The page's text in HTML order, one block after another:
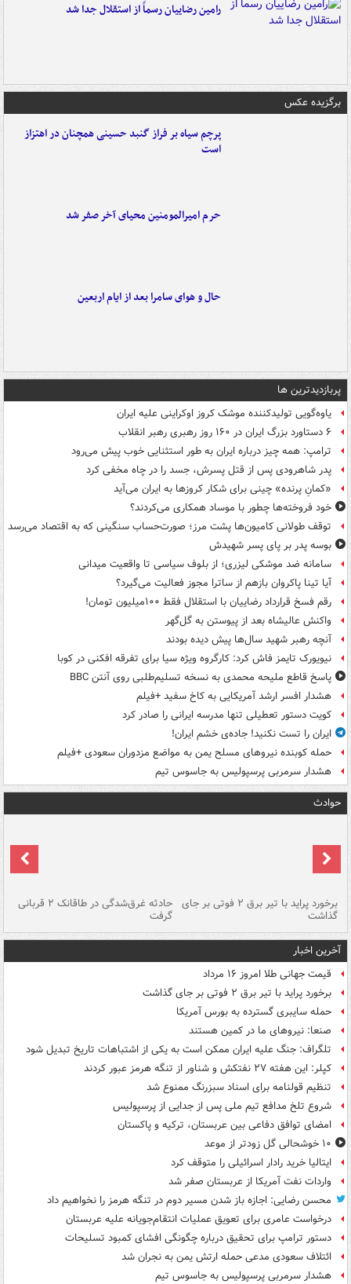
رامین رضاییان رسماً از استقلال جدا شد
برگزیده عکس
پرچم سیاه بر فراز گنبد حسینی همچنان در اهتزاز
است
حرم امیرالمومنین محیای آخر صفر شد
حال و هوای سامرا بعد از ایام اربعین
پربازدیدترین ها
یاوه‌گویی تولیدکننده موشک کروز اوکراینی علیه ایران
۶ دستاورد بزرگ ایران در ۱۶۰ روز رهبری رهبر انقلاب
ترامپ: همه چیز درباره ایران به طور استثنایی خوب پیش می‌رود
پدر شاهرودی پس از قتل پسرش، جسد را در چاه مخفی کرد
«کمانِ پرنده» چینی برای شکار کروزها به ایران می‌آید
خود فروخته‌ها چطور با موساد همکاری می‌کردند؟
توقف طولانی کامیون‌ها پشت مرز؛ صورت‌حساب سنگینی که به اقتصاد می‌رسد
بوسه‌ پدر بر پای پسر شهیدش
سامانه ضد موشکی لیزری؛ از بلوف سیاسی تا واقعیت میدانی
آیا تینا پاکروان بازهم از ساترا مجوز فعالیت می‌گیرد؟
رقم فسخ قرارداد رضاییان با استقلال فقط ۱۰۰میلیون تومان!
واکنش عالیشاه بعد از پیوستن به گل‌گهر
آنچه رهبر شهید سال‌ها پیش دیده بودند
نیویورک تایمز فاش کرد: کارگروه ویژه سیا برای تفرقه افکنی در کوبا
پاسخ قاطع ملیحه محمدی به نسخه تسلیم‌طلبی روی آنتن BBC
هشدار افسر ارشد آمریکایی به کاخ سفید +فیلم
کویت دستور تعطیلی تنها مدرسه ایرانی را صادر کرد
ایران را تست نکنید! جاده‌ی خشم ایران!
حمله کوبنده نیروهای مسلح یمن به مواضع مزدوران سعودی +فیلم
هشدار سرمربی پرسپولیس به جاسوس تیم
حوادث
برخورد پراید با تیر برق ۲ فوتی بر جای
گذاشت
حادثه غرق‌شدگی در طاقانک ۲ قربانی
گرفت
آخرین اخبار
قیمت جهانی طلا امروز ۱۶ مرداد
برخورد پراید با تیر برق ۲ فوتی بر جای گذاشت
حمله سایبری گسترده به بورس آمریکا
صنعا: نیروهای ما در کمین‌ هستند
تلگراف: جنگ علیه ایران ممکن است به یکی از اشتباهات تاریخ تبدیل شود
کپلر: این هفته ۲۷ نفتکش و شناور از تنگه هرمز عبور کردند
تنظیم قولنامه برای اسناد سبزرنگ ممنوع شد
شروع تلخ مدافع تیم ملی پس از جدایی از پرسپولیس
امضای توافق دفاعی بین عربستان، ترکیه و پاکستان
۱۰ خوشحالی گل زودتر از موعد
ایتالیا خرید رادار اسرائیلی را متوقف کرد
واردات نفت آمریکا از عربستان صفر شد
محسن رضایی: اجازه باز شدن مسیر دوم در تنگه هرمز را نخواهیم داد
درخواست عامری برای تعویق عملیات انتقام‌جویانه علیه عربستان
دستور ترامپ برای تحقیق درباره چگونگی افشای کمبود تسلیحات
ائتلاف سعودی مدعی حمله ارتش یمن به نجران شد
هشدار سرمربی پرسپولیس به جاسوس تیم